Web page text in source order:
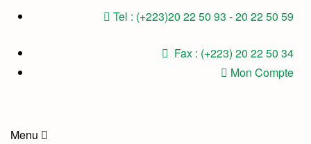
Tel : (+223)20 22 50 93 - 20 22 50 59
Fax : (+223) 20 22 50 34
Mon Compte
Menu